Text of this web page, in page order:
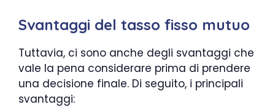
Svantaggi del tasso fisso mutuo
Tuttavia, ci sono anche degli svantaggi che
vale la pena considerare prima di prendere
una decisione finale. Di seguito, i principali
svantaggi: